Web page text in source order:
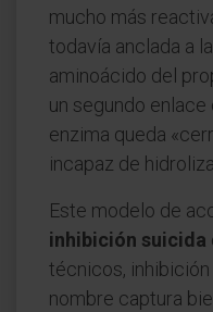
mucho más
todavía anclada a
aminoácido del
un segundo
enzima queda
incapaz de
Este modelo de
inhibición suicida
técnicos, inhibición
nombre captura